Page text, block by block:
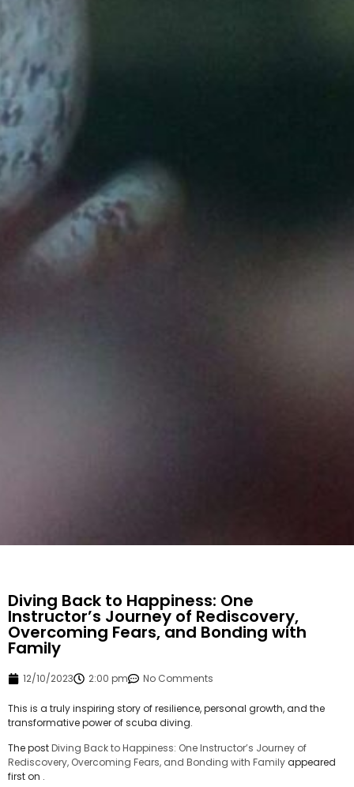
Diving Back to Happiness: One
Instructor’s Journey of Rediscovery,
Overcoming Fears, and Bonding with
Family
12/10/2023 2:00 pm No Comments
This is a truly inspiring story of resilience, personal growth, and the
transformative power of scuba diving.
The postDiving Back to Happiness: One Instructor’s Journey of
Rediscovery, Overcoming Fears, and Bonding with Familyappeared
first on .